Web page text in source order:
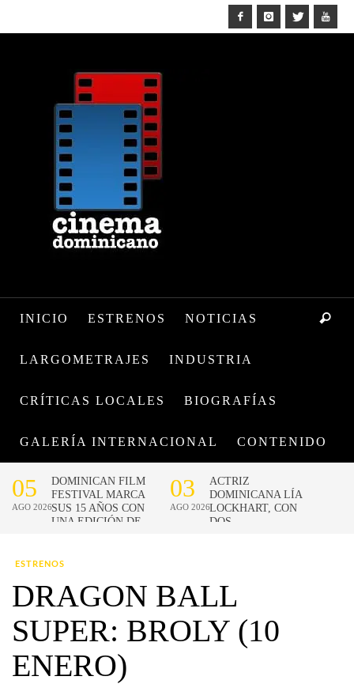
INICIO ESTRENOS NOTICIAS
LARGOMETRAJES INDUSTRIA
CRÍTICAS LOCALES BIOGRAFÍAS
GALERÍA INTERNACIONAL CONTENIDO
ESTRENOS
DRAGON BALL
SUPER: BROLY (10
ENERO)